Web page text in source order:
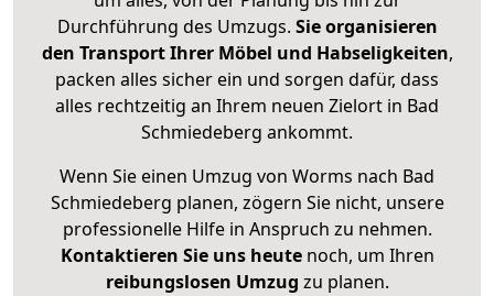
Durchführung des Umzugs. Sie organisieren
den Transport Ihrer Möbel und Habseligkeiten,
packen alles sicher ein und sorgen dafür, dass
alles rechtzeitig an Ihrem neuen Zielort in Bad
Schmiedeberg ankommt.
Wenn Sie einen Umzug von Worms nach Bad
Schmiedeberg planen, zögern Sie nicht, unsere
professionelle Hilfe in Anspruch zu nehmen.
Kontaktieren Sie uns heutenoch, um Ihren
reibungslosen Umzug zu planen.